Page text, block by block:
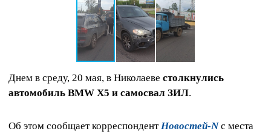
Днем в среду, 20 мая, в Николаеве столкнулись
автомобиль BMW X5 и самосвал ЗИЛ.
Об этом сообщает корреспондент Новостей-Nс места